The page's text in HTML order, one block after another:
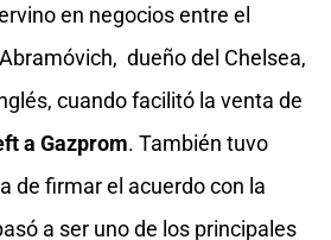
en negocios entre el
dueño del Chelsea,
cuando facilitó la venta de
a Gazprom. También tuvo
de firmar el acuerdo con la
a ser uno de los principales